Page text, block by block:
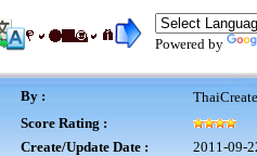
Powered by
By :
Score Rating :
Create/Update Date :
2011-09-